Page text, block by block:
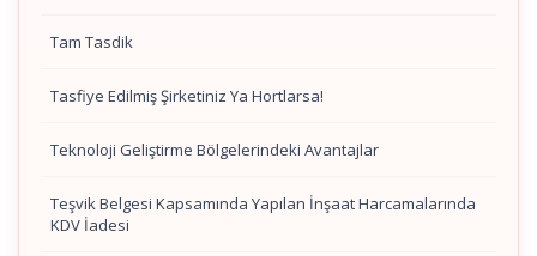
Tam Tasdik
Tasfiye Edilmiş Şirketiniz Ya Hortlarsa!
Teknoloji Geliştirme Bölgelerindeki Avantajlar
Teşvik Belgesi Kapsamında Yapılan İnşaat Harcamalarında
KDV İadesi